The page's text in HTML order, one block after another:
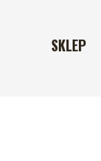
SKLEP